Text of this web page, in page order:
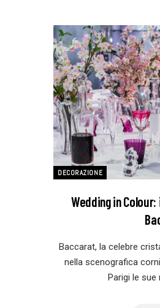
DECORAZIONE
Wedding in
Baccarat, la celebre
nella scenografica
Parigi le